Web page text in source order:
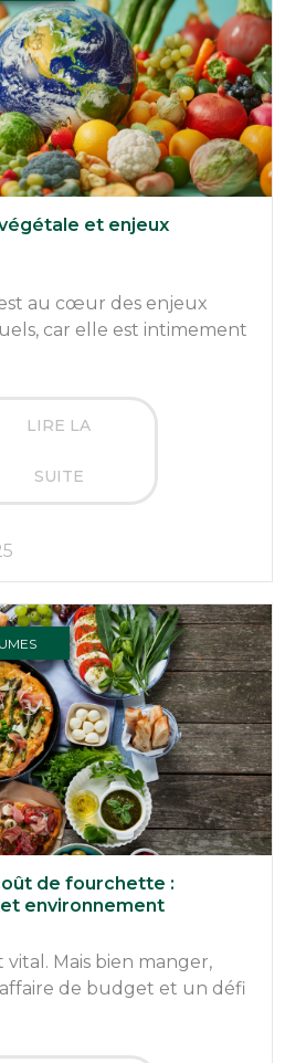
et enjeux
au cœur des enjeux
car elle est intimement
LIRE LA
SUITE
de fourchette :
environnement
vital. Mais bien manger,
affaire de budget et un défi